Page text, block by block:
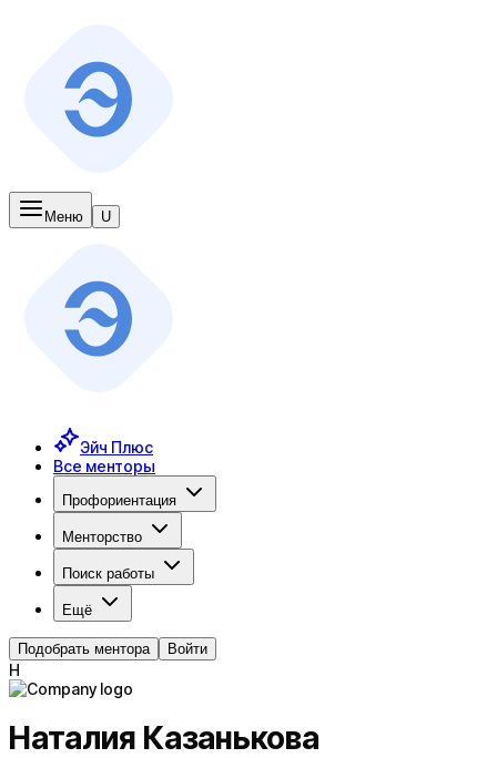
Меню U
Эйч Плюс
Все менторы
Профориентация
Менторство
Поиск работы
Ещё
Подобрать ментора Войти
Н
Наталия Казанькова